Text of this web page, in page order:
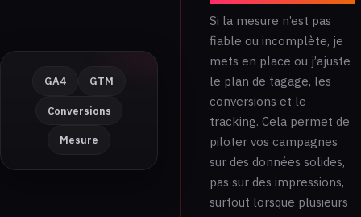
Si la mesure n’est pas
fiable ou incomplète, je
mets en place ou j’ajuste
le plan de tagage, les
conversions et le
tracking. Cela permet de
piloter vos campagnes
sur des données solides,
pas sur des impressions,
surtout lorsque plusieurs
GA4 GTM
Conversions
Mesure